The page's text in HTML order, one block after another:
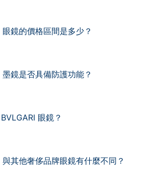
眼鏡的價格區間是多少？
墨鏡是否具備防護功能？
眼鏡？
與其他奢侈品牌眼鏡有什麼不同？